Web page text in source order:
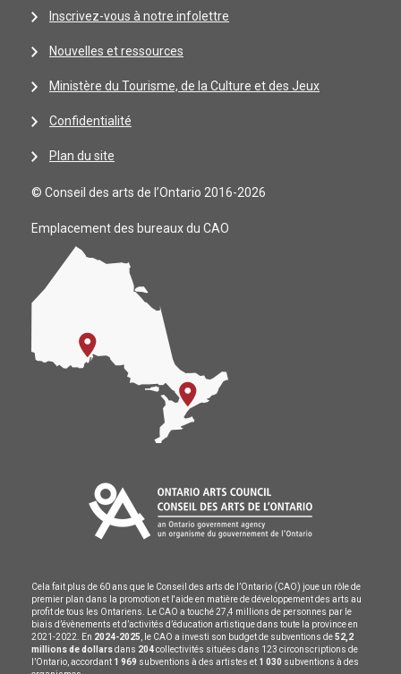
Inscrivez-vous à notre infolettre
Nouvelles et ressources
Ministère du Tourisme, de la Culture et des Jeux
Confidentialité
Plan du site
© Conseil des arts de l’Ontario 2016-2026
Emplacement des bureaux du CAO
Cela fait plus de 60 ans que le Conseil des arts de l’Ontario (CAO) joue un rôle de
premier plan dans la promotion et l'aide en matière de développement des arts au
profit de tous les Ontariens. Le CAO a touché 27,4 millions de personnes par le
biais d’évènements et d’activités d’éducation artistique dans toute la province en
2021-2022. En 2024-2025 , le CAO a investi son budget de subventions de52,2
millions de dollarsdans 204collectivités situées dans 123 circonscriptions de
l’Ontario, accordant 1 969 subventions à des artistes et 1 030 subventions à des